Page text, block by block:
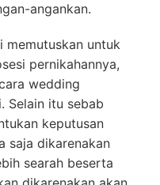
angankan.
memutuskan untuk
pernikahannya,
wedding
Selain itu sebab
keputusan
saja dikarenakan
searah beserta